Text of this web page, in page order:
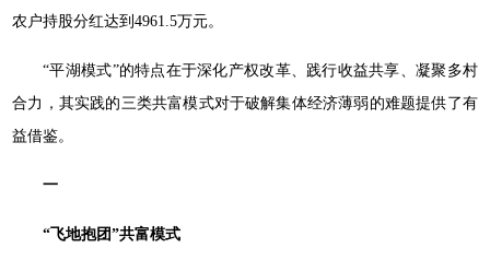
农户持股分红达到4961.5万元。
“平湖模式”的特点在于深化产权改革、践行收益共享、凝聚多村
合力，其实践的三类共富模式对于破解集体经济薄弱的难题提供了有
益借鉴。
一
“飞地抱团”共富模式